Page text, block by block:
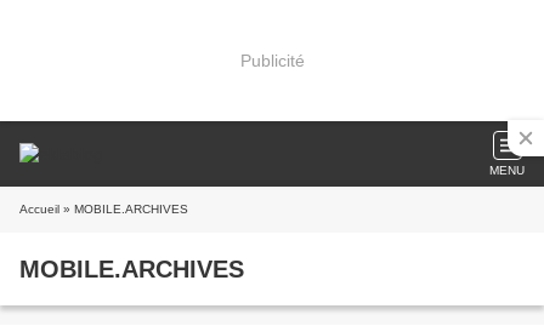
Publicité
MENU
Accueil » MOBILE.ARCHIVES
MOBILE.ARCHIVES